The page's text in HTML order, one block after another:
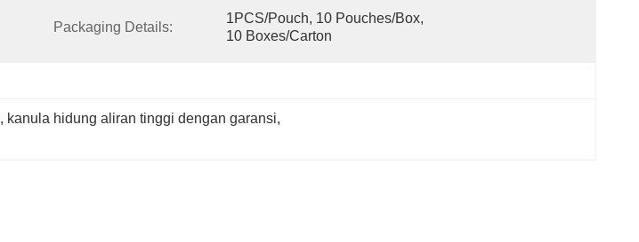
Packaging Details:
1PCS/Pouch, 10 Pouches/Box,
10 Boxes/Carton
, kanula hidung aliran tinggi dengan garansi,